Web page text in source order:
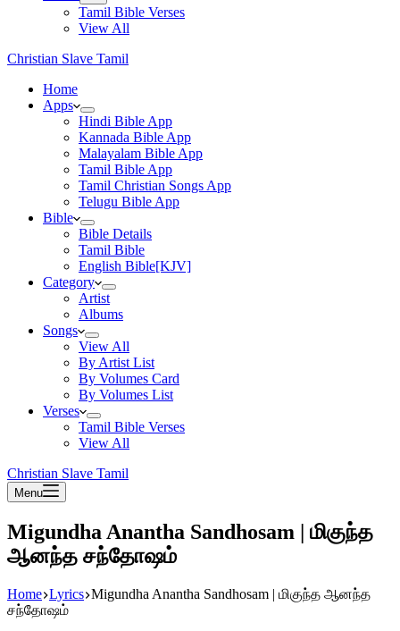
Tamil Bible Verses
View All
Christian Slave Tamil
Home
Apps
Hindi Bible App
Kannada Bible App
Malayalam Bible App
Tamil Bible App
Tamil Christian Songs App
Telugu Bible App
Bible
Bible Details
Tamil Bible
English Bible[KJV]
Category
Artist
Albums
Songs
View All
By Artist List
By Volumes Card
By Volumes List
Verses
Tamil Bible Verses
View All
Christian Slave Tamil
Menu
Migundha Anantha Sandhosam | மிகுந்த
ஆனந்த சந்தோஷம்
Home Lyrics Migundha Anantha Sandhosam | மிகுந்த ஆனந்த
சந்தோஷம்